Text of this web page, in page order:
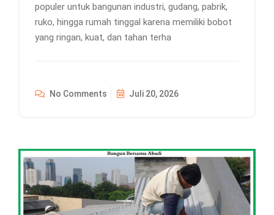
populer untuk bangunan industri, gudang, pabrik,
ruko, hingga rumah tinggal karena memiliki bobot
yang ringan, kuat, dan tahan terha
No Comments Juli 20, 2026